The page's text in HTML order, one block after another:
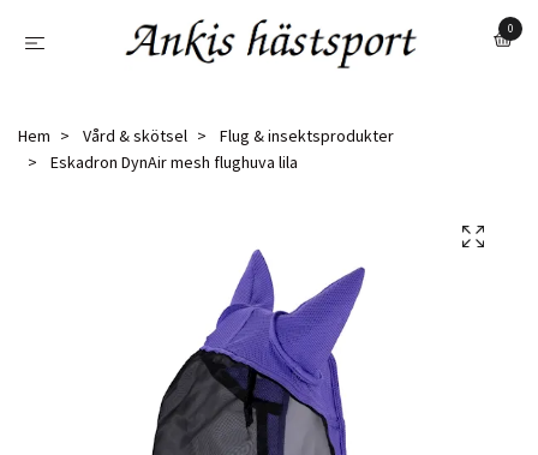
0
Hem Vård & skötsel
Flug & insektsprodukter
Eskadron DynAir mesh flughuva lila